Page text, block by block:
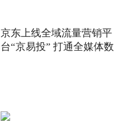
京东上线全域流量营销平
台“京易投” 打通全媒体数